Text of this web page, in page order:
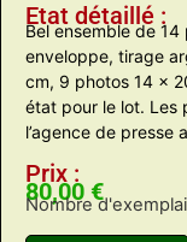
Etat détaillé :
Bel ensemble de
enveloppe, tirage
cm, 9 photos 14 x
état pour le lot. Les
l’agence de presse
Prix :
80,00 €
Nombre